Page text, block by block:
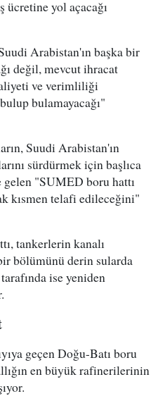
ücretine yol açacağı
Arabistan'ın başka bir
değil, mevcut ihracat
ve verimliliği
bulamayacağı"
Suudi Arabistan'ın
sürdürmek için başlıca
"SUMED boru hattı
kısmen telafi edileceğini"
tankerlerin kanalı
bölümünü derin sularda
ise yeniden
geçen Doğu-Batı boru
en büyük rafinerilerinin